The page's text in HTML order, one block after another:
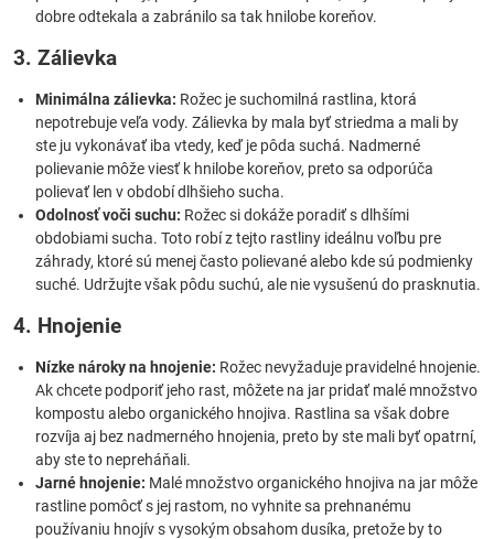
dobre odtekala a zabránilo sa tak hnilobe koreňov.
3. Zálievka
Minimálna zálievka: Rožec je suchomilná rastlina, ktorá
nepotrebuje veľa vody. Zálievka by mala byť striedma a mali by
ste ju vykonávať iba vtedy, keď je pôda suchá. Nadmerné
polievanie môže viesť k hnilobe koreňov, preto sa odporúča
polievať len v období dlhšieho sucha.
Odolnosť voči suchu: Rožec si dokáže poradiť s dlhšími
obdobiami sucha. Toto robí z tejto rastliny ideálnu voľbu pre
záhrady, ktoré sú menej často polievané alebo kde sú podmienky
suché. Udržujte však pôdu suchú, ale nie vysušenú do prasknutia.
4. Hnojenie
Nízke nároky na hnojenie: Rožec nevyžaduje pravidelné hnojenie.
Ak chcete podporiť jeho rast, môžete na jar pridať malé množstvo
kompostu alebo organického hnojiva. Rastlina sa však dobre
rozvíja aj bez nadmerného hnojenia, preto by ste mali byť opatrní,
aby ste to nepreháňali.
Jarné hnojenie: Malé množstvo organického hnojiva na jar môže
rastline pomôcť s jej rastom, no vyhnite sa prehnanému
používaniu hnojív s vysokým obsahom dusíka, pretože by to